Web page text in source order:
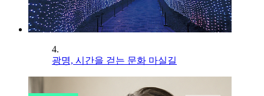
4.
광명, 시간을 걷는 문화 마실길